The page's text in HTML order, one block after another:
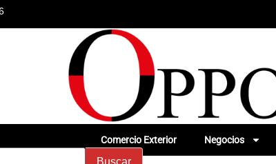
Comercio Exterior Negocios